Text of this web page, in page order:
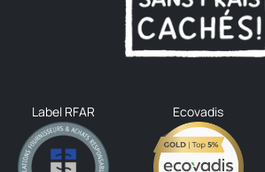
Label RFAR Ecovadis